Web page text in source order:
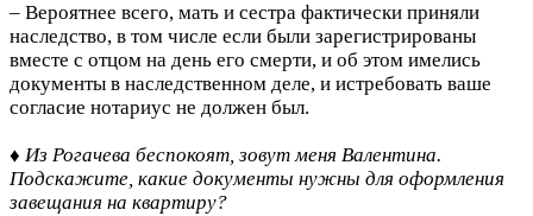
– Вероятнее всего, мать и сестра фактически приняли
наследство, в том числе если были зарегистрированы
вместе с отцом на день его смерти, и об этом имелись
документы в наследственном деле, и истребовать ваше
согласие нотариус не должен был.
♦ Из Рогачева беспокоят, зовут меня Валентина.
Подскажите, какие документы нужны для оформления
завещания на квартиру?